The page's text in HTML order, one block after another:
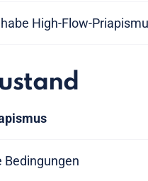
High-Flow-
Bedingungen